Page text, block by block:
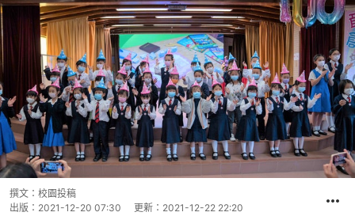
撰文： 校園投稿
出版： 2021-12-20 07:30 更新： 2021-12-22 22:20